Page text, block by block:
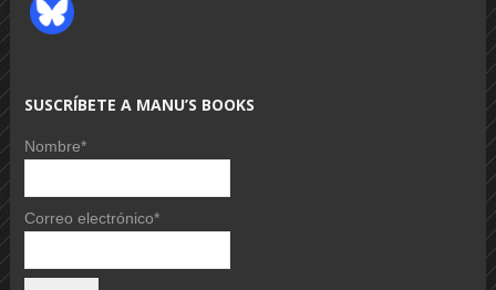
SUSCRÍBETE A MANU’S BOOKS
Nombre*
Correo electrónico*